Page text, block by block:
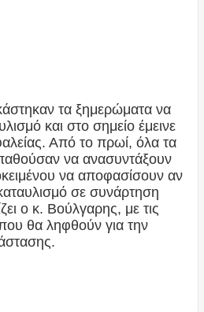
τα ξημερώματα να
και στο σημείο έμεινε
Από το πρωί, όλα τα
να ανασυντάξουν
να αποφασίσουν αν
σε συνάρτηση
ο κ. Βούλγαρης, με τις
θα ληφθούν για την